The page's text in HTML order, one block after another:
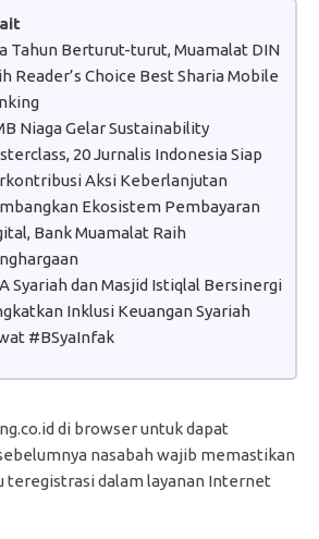
Tahun Berturut-turut, Muamalat DIN
Reader’s Choice Best Sharia Mobile
Niaga Gelar Sustainability
20 Jurnalis Indonesia Siap
Aksi Keberlanjutan
Ekosistem Pembayaran
Bank Muamalat Raih
Syariah dan Masjid Istiqlal Bersinergi
Inklusi Keuangan Syariah
#BSyaInfak
di browser untuk dapat
nasabah wajib memastikan
teregistrasi dalam layanan Internet